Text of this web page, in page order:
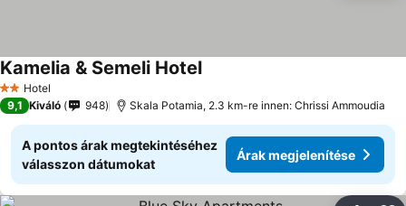
2 Kategória
Hotel
Kamelia & Semeli Hotel
9,1 Kiváló 948 Skala Potamia, 2.3 km-re innen: Chrissi Ammoudia
A pontos árak megtekintéséhez
válasszon dátumokat
Árak megjelenítése